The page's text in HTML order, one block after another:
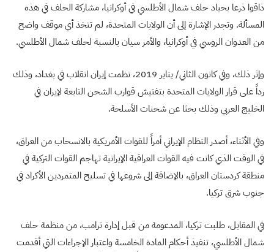
ذاقوا ذرعا بحياد حلف شمال الأطلسي في أوكرانيا، مشاركة الحلف في هذه
المسألة. وتجدر الإشارة إلى أن الولايات المتحدة، لم تتخذ أي موقف واضح
من العدوان الروسي في أوكرانيا، والأمر سيان بالنسبة لحلف شمال الأطلسي.
وإثر ذلك، وفي كانون الثاني/ يناير 2019، نظمت إيران انقلاب في بغداد، وذلك
رداً على قرار الولايات المتحدة بتفتيش قوارب الشحن التابعة لإيران في
الخليج العربي وذلك بحثا عن شحنات الأسلحة.
وفي الأثناء، أصدر النظام الإيراني أمراً للقوات الأمريكية بالانسحاب من العراق،
في الوقت الذي كانت فيه القوات العراقية الإيرانية تهاجم القوات التركية في
منطقة كردستان العراق، بالإضافة إلى شروعها في تسليح المتمردين الأكراد في
جنوب شرق تركيا.
في المقابل، طلبت تركيا، المدعومة من قبل إدارة ترامب، من منظمة حلف
شمال الأطلسي، تنفيذ أحكام المادة الخامسة واعتبار الإجراءات التي أقدمت